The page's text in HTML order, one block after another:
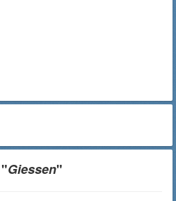
Giessen"